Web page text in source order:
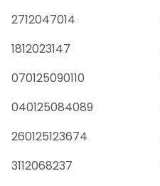
2712047014
1812023147
070125090110
040125084089
260125123674
3112068237